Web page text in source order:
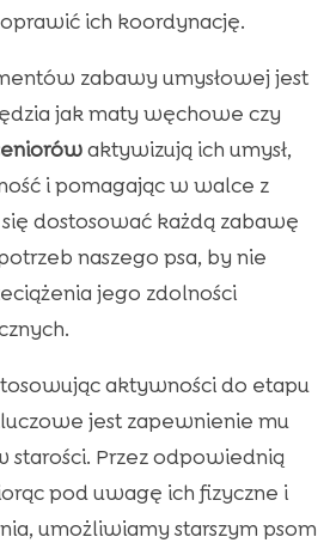
ich koordynację.
zabawy umysłowej jest
jak maty węchowe czy
aktywizują ich umysł,
i pomagając w walce z
dostosować każdą zabawę
naszego psa, by nie
jego zdolności
aktywności do etapu
jest zapewnienie mu
starości. Przez odpowiednią
pod uwagę ich fizyczne i
umożliwiamy starszym psom